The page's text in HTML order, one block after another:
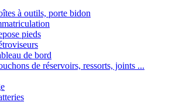
à outils, porte bidon
pieds
de bord
de réservoirs, ressorts, joints ...